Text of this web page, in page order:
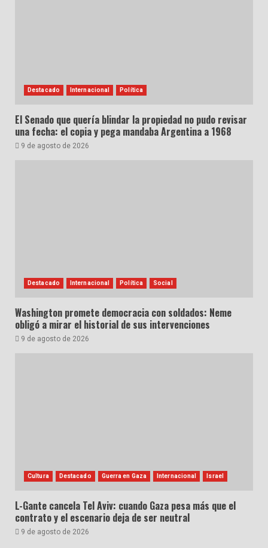
Destacado Internacional Política
El Senado que quería blindar la propiedad no pudo revisar
una fecha: el copia y pega mandaba Argentina a 1968
9 de agosto de 2026
Destacado Internacional Política Social
Washington promete democracia con soldados: Neme
obligó a mirar el historial de sus intervenciones
9 de agosto de 2026
Cultura Destacado Guerra en Gaza Internacional Israel
L-Gante cancela Tel Aviv: cuando Gaza pesa más que el
contrato y el escenario deja de ser neutral
9 de agosto de 2026